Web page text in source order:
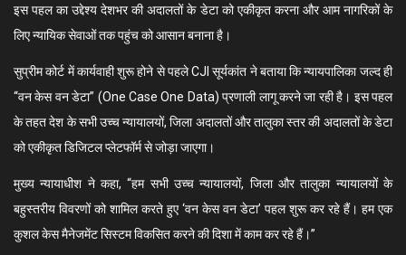
इस पहल का उद्देश्य देशभर की अदालतों के डेटा को एकीकृत करना और आम नागरिकों के
लिए न्यायिक सेवाओं तक पहुंच को आसान बनाना है।
सुप्रीम कोर्ट में कार्यवाही शुरू होने से पहले CJI सूर्यकांत ने बताया कि न्यायपालिका जल्द ही
“वन केस वन डेटा” (One Case One Data) प्रणाली लागू करने जा रही है। इस पहल
के तहत देश के सभी उच्च न्यायालयों, जिला अदालतों और तालुका स्तर की अदालतों के डेटा
को एकीकृत डिजिटल प्लेटफॉर्म से जोड़ा जाएगा।
मुख्य न्यायाधीश ने कहा, “हम सभी उच्च न्यायालयों, जिला और तालुका न्यायालयों के
बहुस्तरीय विवरणों को शामिल करते हुए ‘वन केस वन डेटा’ पहल शुरू कर रहे हैं। हम एक
कुशल केस मैनेजमेंट सिस्टम विकसित करने की दिशा में काम कर रहे हैं।”